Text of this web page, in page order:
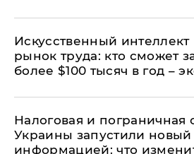
Искусственный
рынок труда: кто сможет
более $100 тысяч в год –
Налоговая и пограничная
Украины запустили
информацией: что